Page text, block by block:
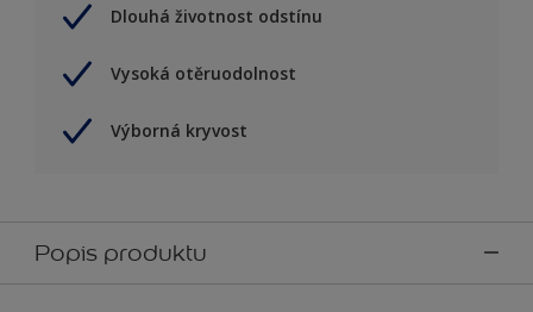
Dlouhá životnost odstínu
Vysoká otěruodolnost
Výborná kryvost
Popis produktu